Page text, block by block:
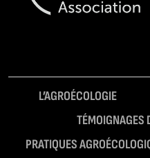
L’AGROÉCOLOGIE
TÉMOIGNAGES
PRATIQUES